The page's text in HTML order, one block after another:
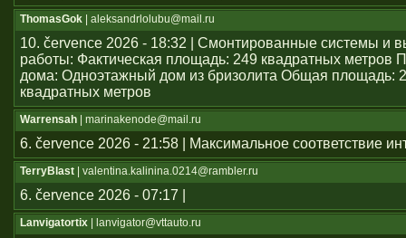
ThomasGok | aleksandrlolubu@mail.ru
10. července 2026 - 18:32 | Смонтированные системы и
работы: Фактическая площадь: 249 квадратных метров
дома: Одноэтажный дом из бризолита Общая площадь:
квадратных метров
Warrensah | marinakenode@mail.ru
6. července 2026 - 21:58 | Максимальное соответствие
TerryBlast | valentina.kalinina.0214@rambler.ru
6. července 2026 - 07:17 |
Lanvigatortix | lanvigator@vttauto.ru